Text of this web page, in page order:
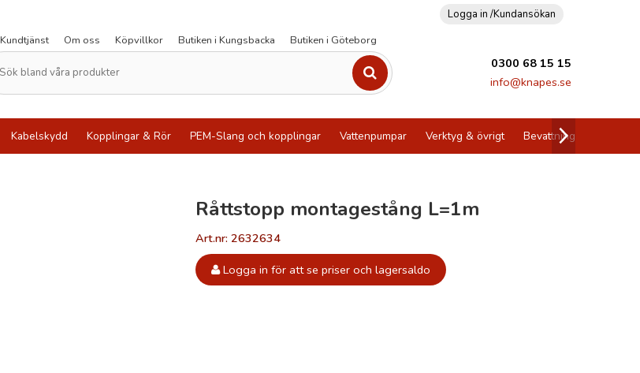
Logga in /Kundansökan
Kundtjänst
Om oss Köpvillkor Butiken i Kungsbacka Butiken i Göteborg
0300 68 15 15
info@knapes.se
Kabelskydd Kopplingar & Rör PEM-Slang och kopplingar Vattenpumpar Verktyg & övrigt Bevattning
Råttstopp montagestång L=1m
Art.nr: 2632634
Logga in för att se priser och lagersaldo